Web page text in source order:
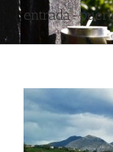
entrada-